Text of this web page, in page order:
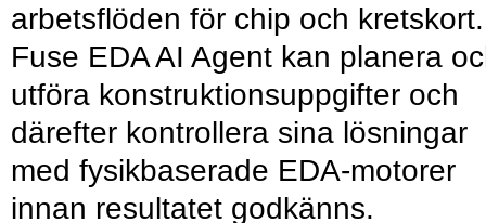
arbetsflöden för chip och kretskort.
Fuse EDA AI Agent kan planera
utföra konstruktionsuppgifter och
därefter kontrollera sina lösningar
med fysikbaserade EDA-motorer
innan resultatet godkänns.